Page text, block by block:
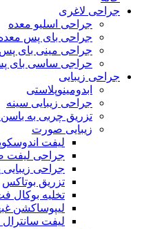
جراحی لاغری
جراحی اسلیو معده
جراحی بای پس
جراحی مینی بای
حراجی ساسی بای
جراحی زیبایی
ابدومینوپلاستی
جراحی زیبایی سینه
تزریق چربی به
زیبایی صورت
لیفت
جراحی لیفت
جراحی زیبایی
تزریق بوتاکس
تخلیه بوکال
لیپوساکشن
لیفت